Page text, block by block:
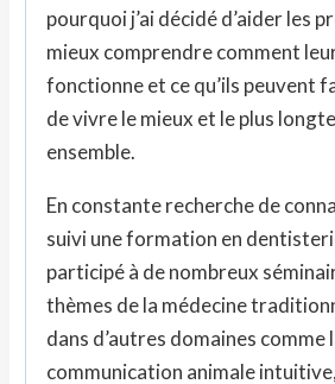
pourquoi j’ai décidé d’aider les
mieux comprendre comment
fonctionne et ce qu’ils peuvent
de vivre le mieux et le plus
ensemble.
En constante recherche de
suivi une formation en
participé à de nombreux
thèmes de la médecine
dans d’autres domaines comme
communication animale